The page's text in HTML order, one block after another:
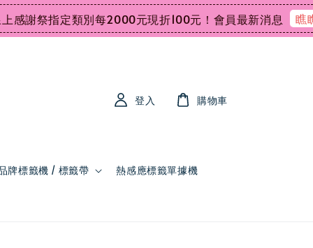
謝祭指定類別每2000元現折100元！會員最新消息 瞧瞧
牌標籤機 / 標籤帶 熱感應標籤單據機
登入 購物車